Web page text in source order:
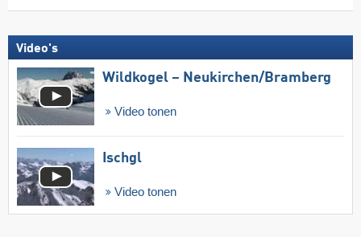
Video's
Wildkogel – Neukirchen/​Bramberg
Video tonen
Ischgl
Video tonen